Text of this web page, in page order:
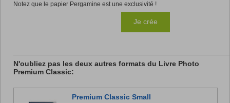
Notez que le papier Pergamine est une exclusivité !
Je crée
N'oubliez pas les deux autres formats du Livre Photo
Premium Classic:
Premium Classic Small